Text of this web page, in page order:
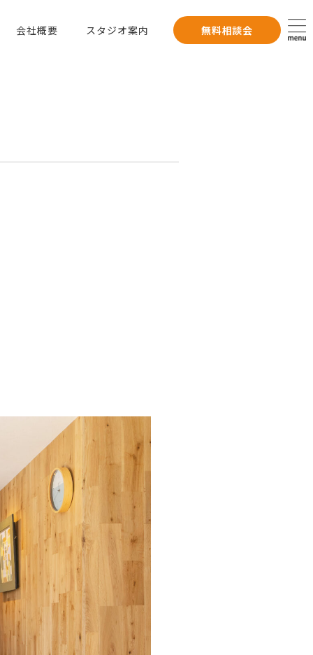
会社概要 スタジオ案内 無料相談会